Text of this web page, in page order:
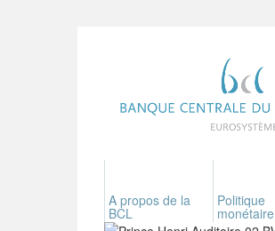
A propos de la
BCL
Politique
monétaire